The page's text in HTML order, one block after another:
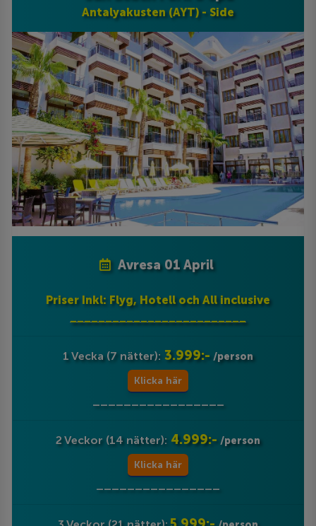
Antalyakusten (AYT) - Side
Avresa 01 April
Priser Inkl: Flyg, Hotell och All inclusive
_________________________
1 Vecka (7 nätter): 3.999:- /person
Klicka här
_________________
2 Veckor (14 nätter): 4.999:- /person
Klicka här
________________